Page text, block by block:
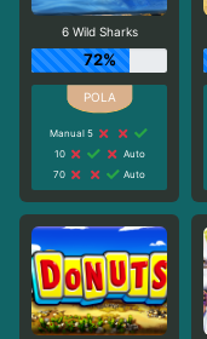
6 Wild Sharks
72%
Manual 5
10
Auto
70
Auto